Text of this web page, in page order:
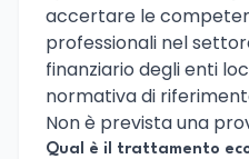
accertare le
professionali nel
finanziario degli enti
normativa di
Non è prevista una
Qual è il trattamento